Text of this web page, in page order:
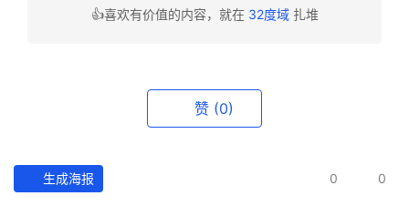
产
👍喜欢有价值的内容，就在 32度域扎堆
赞 (0)
生成海报 0 0